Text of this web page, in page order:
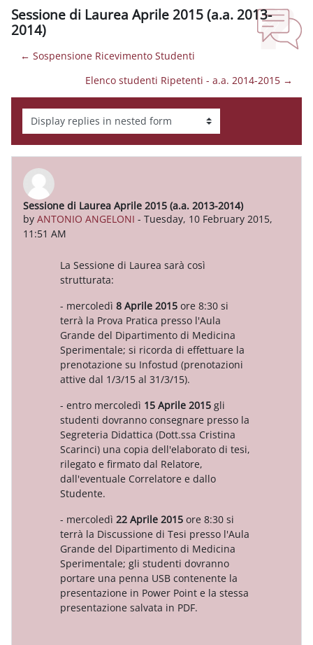
Sessione di Laurea Aprile 2015 (a.a. 2013-
2014)
← Sospensione Ricevimento Studenti
Elenco studenti Ripetenti - a.a. 2014-2015 →
Display mode
Sessione di Laurea Aprile 2015 (a.a. 2013-2014)
by ANTONIO ANGELONI - Tuesday, 10 February 2015,
11:51 AM
Number of replies: 0
La Sessione di Laurea sarà così
strutturata:
- mercoledì 8 Aprile 2015 ore 8:30 si
terrà la Prova Pratica presso l'Aula
Grande del Dipartimento di Medicina
Sperimentale; si ricorda di effettuare la
prenotazione su Infostud (prenotazioni
attive dal 1/3/15 al 31/3/15).
- entro mercoledì 15 Aprile 2015 gli
studenti dovranno consegnare presso la
Segreteria Didattica (Dott.ssa Cristina
Scarinci) una copia dell'elaborato di tesi,
rilegato e firmato dal Relatore,
dall'eventuale Correlatore e dallo
Studente.
- mercoledì 22 Aprile 2015 ore 8:30 si
terrà la Discussione di Tesi presso l'Aula
Grande del Dipartimento di Medicina
Sperimentale; gli studenti dovranno
portare una penna USB contenente la
presentazione in Power Point e la stessa
presentazione salvata in PDF.